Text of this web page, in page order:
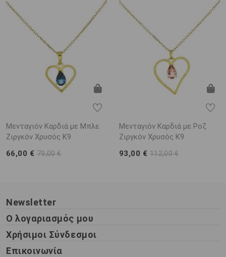
Μενταγιόν Καρδιά με Μπλε
Ζιργκόν Χρυσός K9
66,00 € 79,00 €
Μενταγιόν Καρδιά με Ροζ
Ζιργκόν Χρυσός K9
93,00 € 112,00 €
Newsletter
Ο λογαριασμός μου
Χρήσιμοι Σύνδεσμοι
Επικοινωνία